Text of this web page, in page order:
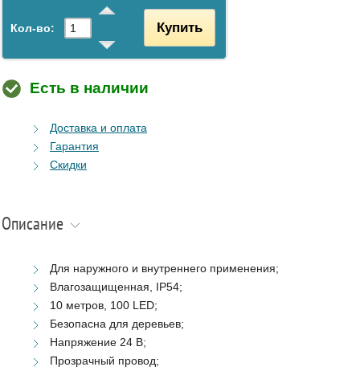
Кол-во: Купить
Есть в наличии
Доставка и оплата
Гарантия
Скидки
Описание
Для наружного и внутреннего применения;
Влагозащищенная, IP54;
10 метров, 100 LED;
Безопасна для деревьев;
Напряжение 24 В;
Прозрачный провод;